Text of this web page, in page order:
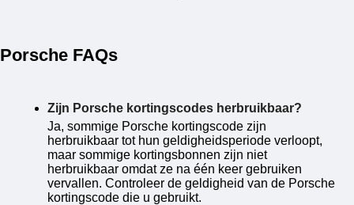
Porsche FAQs
Zijn Porsche kortingscodes herbruikbaar?
Ja, sommige Porsche kortingscode zijn
herbruikbaar tot hun geldigheidsperiode verloopt,
maar sommige kortingsbonnen zijn niet
herbruikbaar omdat ze na één keer gebruiken
vervallen. Controleer de geldigheid van de Porsche
kortingscode die u gebruikt.